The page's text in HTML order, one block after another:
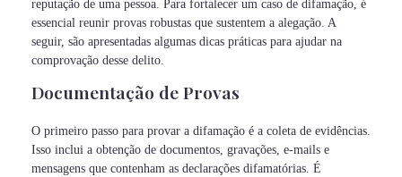
reputação de uma pessoa. Para fortalecer um caso de difamação, é
essencial reunir provas robustas que sustentem a alegação. A
seguir, são apresentadas algumas dicas práticas para ajudar na
comprovação desse delito.
Documentação de Provas
O primeiro passo para provar a difamação é a coleta de evidências.
Isso inclui a obtenção de documentos, gravações, e-mails e
mensagens que contenham as declarações difamatórias. É